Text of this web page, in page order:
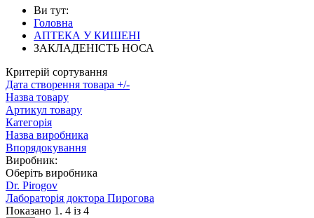
Ви тут:
Головна
АПТЕКА У КИШЕНІ
ЗАКЛАДЕНІСТЬ НОСА
Критерій сортування
Дата створення товара +/-
Назва товару
Артикул товару
Категорія
Назва виробника
Впорядокування
Виробник:
Оберіть виробника
Dr. Pirogov
Лабораторiя доктора Пирогова
Показано 1. 4 із 4